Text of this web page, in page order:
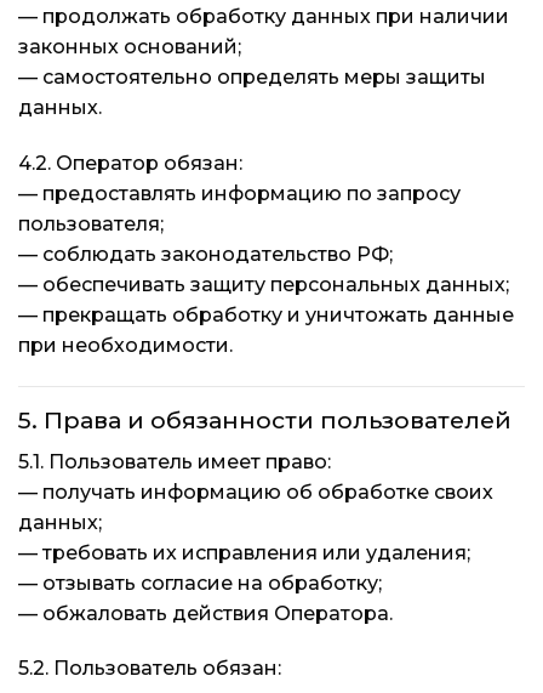
— продолжать обработку данных при наличии
законных оснований;
— самостоятельно определять меры защиты
данных.
4.2. Оператор обязан:
— предоставлять информацию по запросу
пользователя;
— соблюдать законодательство РФ;
— обеспечивать защиту персональных данных;
— прекращать обработку и уничтожать данные
при необходимости.
5. Права и обязанности пользователей
5.1. Пользователь имеет право:
— получать информацию об обработке своих
данных;
— требовать их исправления или удаления;
— отзывать согласие на обработку;
— обжаловать действия Оператора.
5.2. Пользователь обязан: